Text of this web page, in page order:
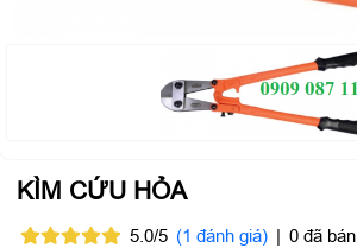
KÌM CỨU HỎA
5.0/5 (1 đánh giá) | 0 đã bán